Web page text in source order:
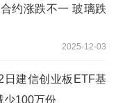
约涨跌不一 玻璃跌
2025-12-03
日建信创业板ETF基
少100万份